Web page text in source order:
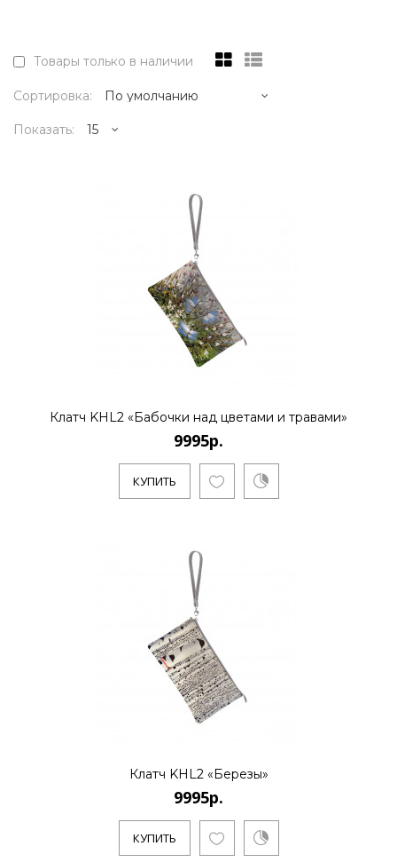
Товары только в наличии
Сортировка:
Показать:
9995р.
Художник Дмитрий Кустанович, живет и
работает в Санкт-Петербурге. Является
основателем нового стиля..
КУПИТЬ
9995р.
Санкт-Петербургский художник и
КУПИТЬ
9995р.
Клатч KHL2 «Бабочки над цветами и травами»
9995р.
КУПИТЬ
Клатч KHL2 «Березы»
9995р.
КУПИТЬ